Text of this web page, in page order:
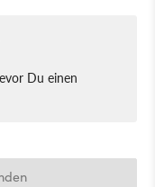
Du einen